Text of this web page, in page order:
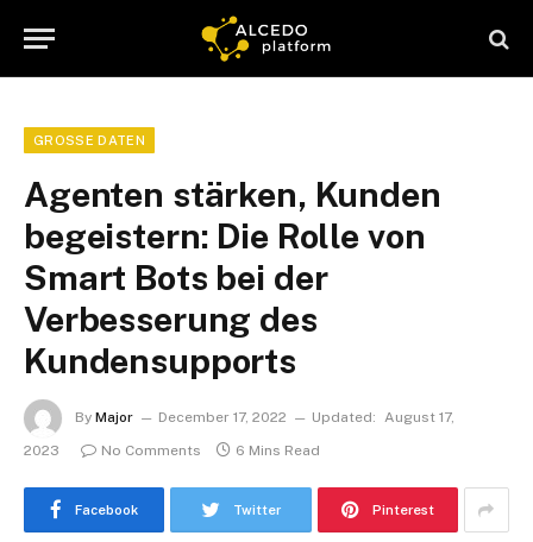
GROSSE DATEN
Agenten stärken, Kunden
begeistern: Die Rolle von
Smart Bots bei der
Verbesserung des
Kundensupports
By Major December 17, 2022 Updated: August 17,
2023
No Comments 6 Mins Read
Facebook Twitter Pinterest